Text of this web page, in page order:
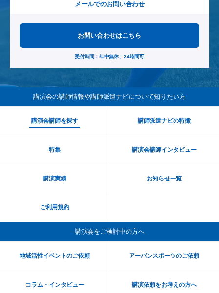
メールでのお問い合わせ
お問い合わせはこちら
受付時間：年中無休、24時間可
講演会の講師情報や講師派遣ナビについて知りたい方
講演会講師を探す 講師派遣ナビの特徴
特集 講演会講師インタビュー
講演実績 お知らせ一覧
ご利用規約
講演会をご検討中の方へ
地域活性イベントのご依頼 アーバンスポーツのご依頼
コラム・インタビュー 講演依頼をお考えの方へ